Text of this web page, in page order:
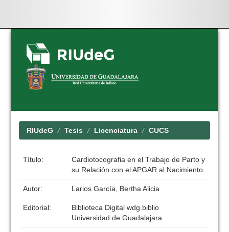
Skip
navigation
RIUdeG Tesis Licenciatura CUCS
Título:
Cardiotocografia en el Trabajo de Parto y
su Relación con el APGAR al Nacimiento.
Autor: Larios García, Bertha Alicia
Editorial:
Biblioteca Digital wdg.biblio
Universidad de Guadalajara